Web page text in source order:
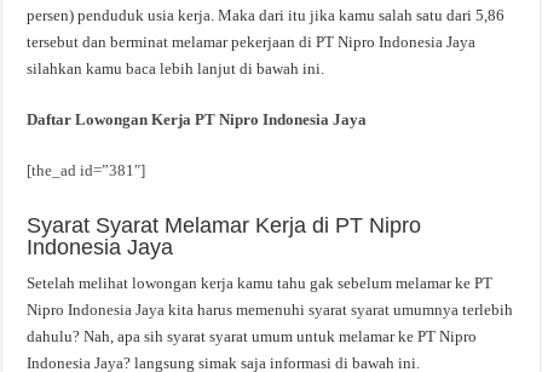
persen) penduduk usia kerja. Maka dari itu jika kamu salah satu dari 5,86
tersebut dan berminat melamar pekerjaan di PT Nipro Indonesia Jaya
silahkan kamu baca lebih lanjut di bawah ini.
Daftar Lowongan Kerja PT Nipro Indonesia Jaya
[the_ad id=”381″]
Syarat Syarat Melamar Kerja di PT Nipro
Indonesia Jaya
Setelah melihat lowongan kerja kamu tahu gak sebelum melamar ke PT
Nipro Indonesia Jaya kita harus memenuhi syarat syarat umumnya terlebih
dahulu? Nah, apa sih syarat syarat umum untuk melamar ke PT Nipro
Indonesia Jaya? langsung simak saja informasi di bawah ini.